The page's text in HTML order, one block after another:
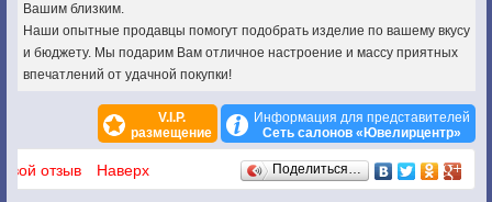
Вашим близким.
Наши опытные продавцы помогут подобрать изделие по вашему вкусу
и бюджету. Мы подарим Вам отличное настроение и массу приятных
впечатлений от удачной покупки!
V.I.P.
размещение
Информация для представителей
Сеть салонов «Ювелирцентр»
Отзывы
отзыв Наверх Поделиться…